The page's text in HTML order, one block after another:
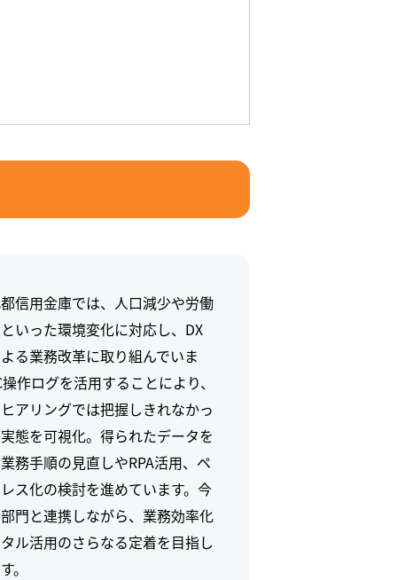
信用金庫では、人口減少や労働
いった環境変化に対応し、DX
る業務改革に取り組んでいま
作ログを活用することにより、
アリングでは把握しきれなかっ
態を可視化。得られたデータを
務手順の見直しやRPA活用、ペ
ス化の検討を進めています。今
門と連携しながら、業務効率化
ル活用のさらなる定着を目指し
。